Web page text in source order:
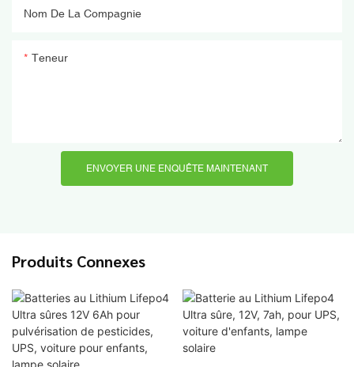
Nom De La Compagnie
Teneur
ENVOYER UNE ENQUÊTE MAINTENANT
Produits Connexes